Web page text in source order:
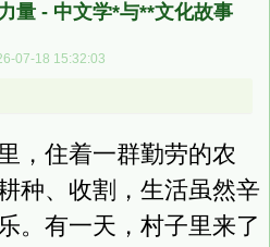
量 - 中文学*与**文化故事
07-18 15:32:03
，住着一群勤劳的农
种、收割，生活虽然辛
。有一天，村子里来了